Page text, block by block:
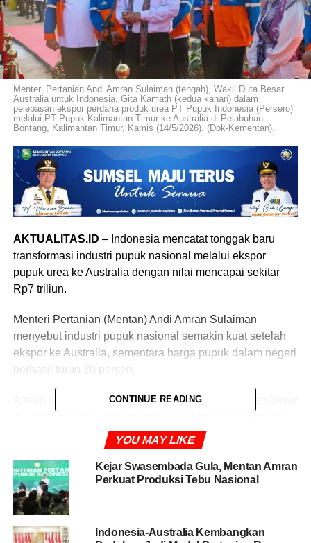
Menteri Pertanian Andi Amran Sulaiman (tengah), Wakil Duta Besar
Australia untuk Indonesia, Gita Kamath (kedua kanan) dalam
pelepasan ekspor perdana produk urea PT Pupuk Indonesia (Persero)
melalui PT Pupuk Kalimantan Timur ke Australia di Pelabuhan
Bontang, Kalimantan Timur, Kamis (14/5/2026). (Dok-Kementan).
AKTUALITAS.ID – Indonesia mencatat tonggak baru
transformasi industri pupuk nasional melalui ekspor
pupuk urea ke Australia dengan nilai mencapai sekitar
Rp7 triliun.
Menteri Pertanian (Mentan) Andi Amran Sulaiman
menyebut industri pupuk nasional semakin kuat setelah
ekspor ke Australia, sementara harga pupuk dalam negeri
berhasil turun 20 persen.
Amran mengatakan pemerintah mencatat kemajuan besar
Prabowo Subianto yang menurunkan harga pupuk
bersubsidi sebesar 20 persen tanpa tambahan beban
Anggaran Pendapatan dan Belanja Negara (APBN).
“Di saat geopolitik dunia memanas, Indonesia
Alhamdulillah harga pupuknya turun 20 persen. Pupuk
subsidi untuk petani Indonesia,” kata Amran di sela
CONTINUE READING
YOU MAY LIKE
Kejar Swasembada Gula, Mentan Amran
Perkuat Produksi Tebu Nasional
Indonesia-Australia Kembangkan